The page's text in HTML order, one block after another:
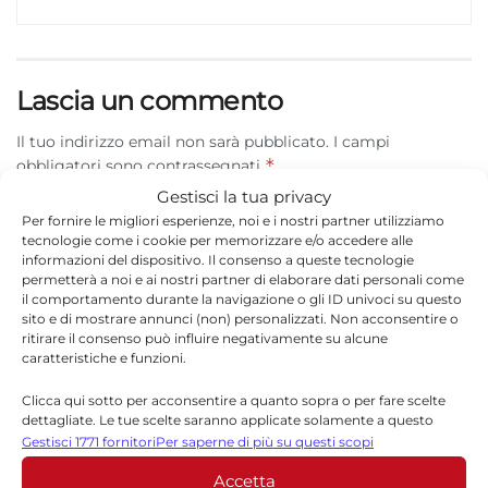
Gestisci la tua privacy
Per fornire le migliori esperienze, noi e i nostri partner utilizziamo
tecnologie come i cookie per memorizzare e/o accedere alle
informazioni del dispositivo. Il consenso a queste tecnologie
permetterà a noi e ai nostri partner di elaborare dati personali come
il comportamento durante la navigazione o gli ID univoci su questo
sito e di mostrare annunci (non) personalizzati. Non acconsentire o
ritirare il consenso può influire negativamente su alcune
caratteristiche e funzioni.
Clicca qui sotto per acconsentire a quanto sopra o per fare scelte
dettagliate. Le tue scelte saranno applicate solamente a questo
sito. È possibile modificare le impostazioni in qualsiasi momento,
compreso il ritiro del consenso, utilizzando i pulsanti della Cookie
Policy o cliccando sul pulsante di gestione del consenso nella parte
Gestisci 1771 fornitoriPer saperne di più su questi scopi
Accetta
Lascia un commento
Il tuo indirizzo email non sarà pubblicato. I campi
obbligatori sono contrassegnati *
Commento